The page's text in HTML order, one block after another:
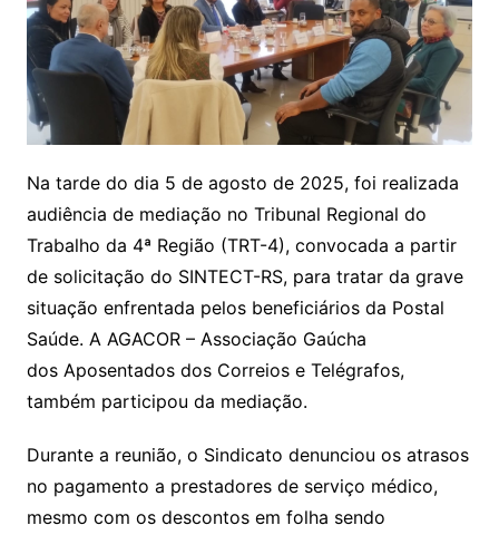
Na tarde do dia 5 de agosto de 2025, foi realizada
audiência de mediação no Tribunal Regional do
Trabalho da 4ª Região (TRT-4), convocada a partir
de solicitação do SINTECT-RS, para tratar da grave
situação enfrentada pelos beneficiários da Postal
Saúde. A AGACOR – Associação Gaúcha
dos Aposentados dos Correios e Telégrafos,
também participou da mediação.
Durante a reunião, o Sindicato denunciou os atrasos
no pagamento a prestadores de serviço médico,
mesmo com os descontos em folha sendo